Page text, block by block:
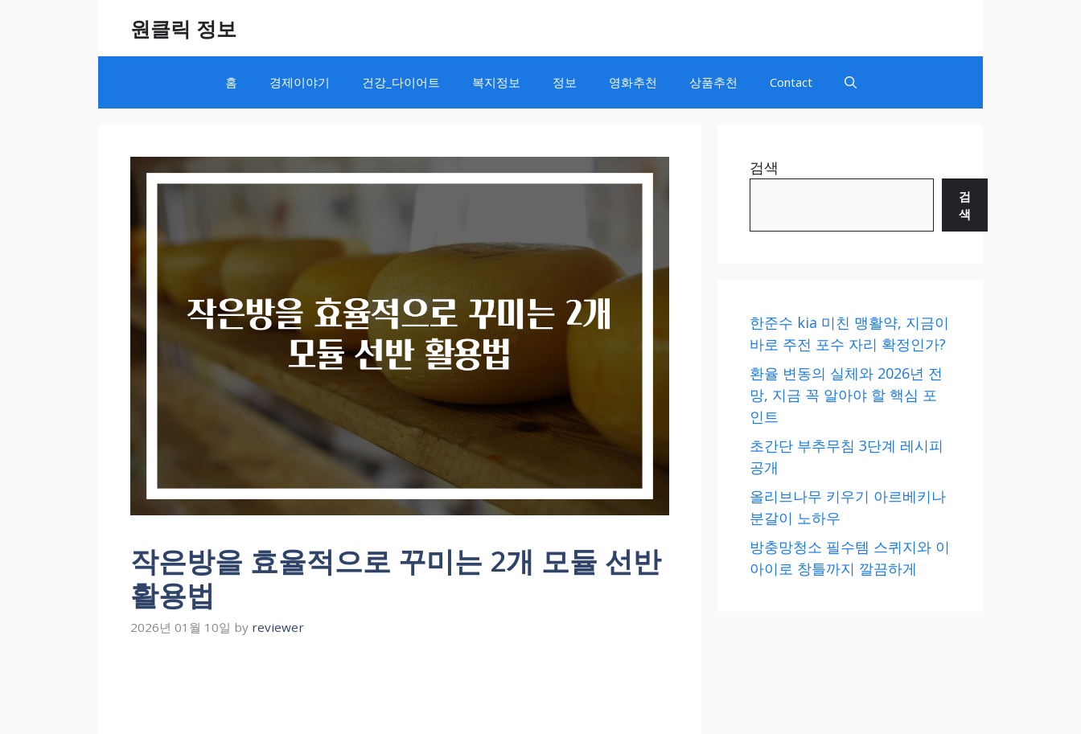
원클릭 정보
홈 경제이야기 건강_다이어트 복지정보 정보 영화추천 상품추천 Contact
작은방을 효율적으로 꾸미는 2개 모듈 선반
활용법
2026년 01월 10일 by reviewer
검색
검
색
한준수 kia 미친 맹활약, 지금이
바로 주전 포수 자리 확정인가?
환율 변동의 실체와 2026년 전
망, 지금 꼭 알아야 할 핵심 포
인트
초간단 부추무침 3단계 레시피
공개
올리브나무 키우기 아르베키나
분갈이 노하우
방충망청소 필수템 스퀴지와 이
아이로 창틀까지 깔끔하게